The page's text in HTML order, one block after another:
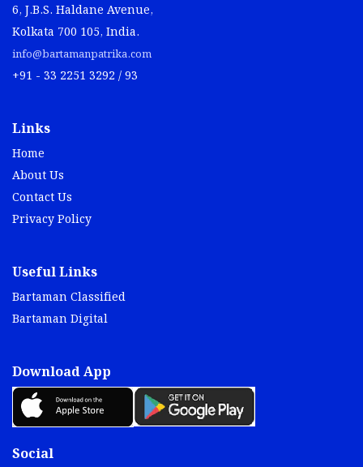
6, J.B.S. Haldane Avenue,
Kolkata 700 105, India.
info@bartamanpatrika.com
+91 - 33 2251 3292 / 93
Links
Home
About Us
Contact Us
Privacy Policy
Useful Links
Bartaman Classified
Bartaman Digital
Download App
Social